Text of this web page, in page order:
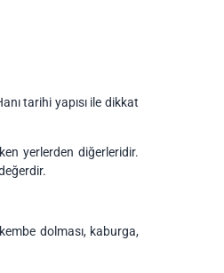
tarihi yapısı ile dikkat
yerlerden diğerleridir.
dolması, kaburga,